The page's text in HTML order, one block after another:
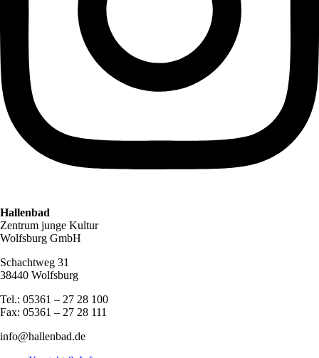
Hallenbad
Zentrum junge Kultur
Wolfsburg GmbH
Schachtweg 31
38440 Wolfsburg
Tel.: 05361 – 27 28 100
Fax: 05361 – 27 28 111
info@hallenbad.de